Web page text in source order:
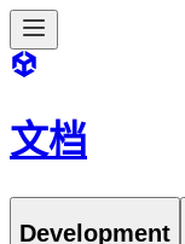
文档
Development